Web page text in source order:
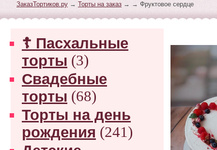
ЗаказТортиков.ру → Торты на заказ → → Фруктовое сердце
☦ Пасхальные
торты (3)
Свадебные
торты (68)
Торты на день
рождения (241)